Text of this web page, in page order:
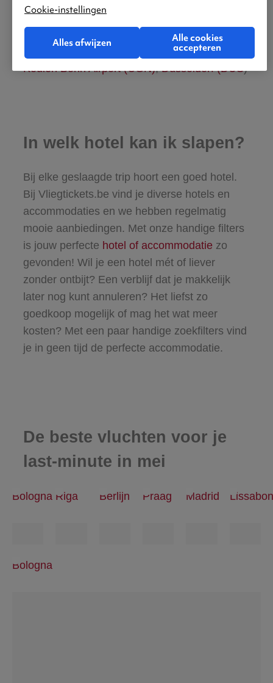
Amsterdam Schiphol (AMS)
Rotterdam The Hague Airport
Maastricht Aachen Airport (MST),
Keulen Bonn Airport (CGN),Düsseldorf (DUS)
In welk hotel kan ik slapen?
Bij elke geslaagde trip hoort een goed hotel.
Bij Vliegtickets.be vind je diverse hotels en
accommodaties en we hebben regelmatig
mooie aanbiedingen. Met onze handige filters
is jouw perfecte hotel of accommodatie zo
gevonden! Wil je een hotel mét of liever
zonder ontbijt? Een verblijf dat je makkelijk
later nog kunt annuleren? Het liefst zo
goedkoop mogelijk of mag het wat meer
kosten? Met een paar handige zoekfilters vind
je in geen tijd de perfecte accommodatie.
De beste vluchten voor je
last-minute in mei
Bologna Riga Berlijn Praag Madrid Lissabon
Bologna
Cookie-instellingen
Alles afwijzen
Alle cookies
accepteren